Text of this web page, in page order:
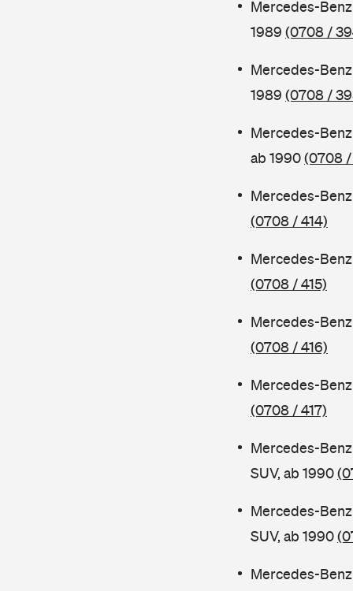
Mercedes-Benz
1989 (0708 /
Mercedes-Benz
1989 (0708 /
Mercedes-Benz
ab 1990(0708
Mercedes-Benz
(0708 / 414)
Mercedes-Benz
(0708 / 415)
Mercedes-Benz
(0708 / 416)
Mercedes-Benz
(0708 / 417)
Mercedes-
SUV, ab 1990
Mercedes-
SUV, ab 1990
Mercedes-